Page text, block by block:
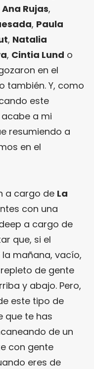
Ana Rujas,
, Paula
, Natalia
, Cintia Lund o
en el
también. Y, como
este
a mi
resumiendo a
en el
a cargo de La
con una
a cargo de
que, si el
mañana, vacío,
de gente
y abajo. Pero,
este tipo de
que te has
de un
con gente
eres de